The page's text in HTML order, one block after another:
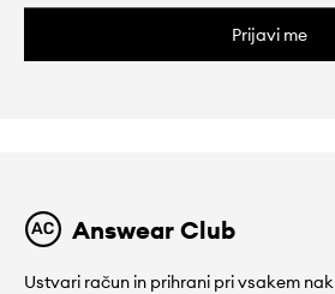
Prijavi me
Answear Club
Ustvari račun in prihrani pri vsakem